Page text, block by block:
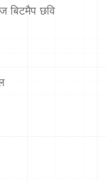
बिटमैप छवि